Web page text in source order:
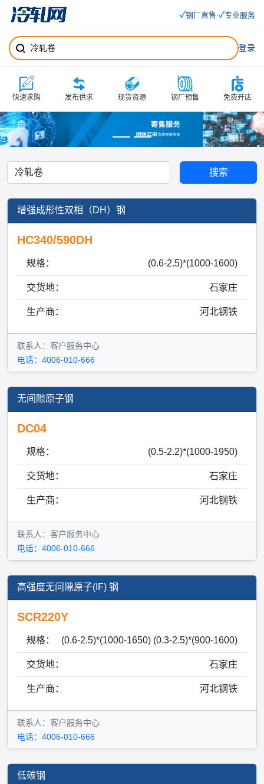
✓钢厂直售·✓专业服务
登录
快速求购 发布供求 现货资源 钢厂预售 免费开店
搜索
增强成形性双相（DH）钢
HC340/590DH
规格： (0.6-2.5)*(1000-1600)
交货地： 石家庄
生产商： 河北钢铁
联系人：客户服务中心
电话：4006-010-666
无间隙原子钢
DC04
规格： (0.5-2.2)*(1000-1950)
交货地： 石家庄
生产商： 河北钢铁
联系人：客户服务中心
电话：4006-010-666
高强度无问隙原子(IF) 钢
SCR220Y
规格： (0.6-2.5)*(1000-1650) (0.3-2.5)*(900-1600)
交货地： 石家庄
生产商： 河北钢铁
联系人：客户服务中心
电话：4006-010-666
低碳钢